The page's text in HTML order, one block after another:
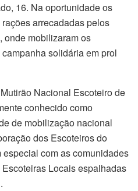
16. Na oportunidade os
arrecadadas pelos
mobilizaram os
solidária em prol
Nacional Escoteiro de
conhecido como
de mobilização nacional
dos Escoteiros do
com as comunidades
Locais espalhadas